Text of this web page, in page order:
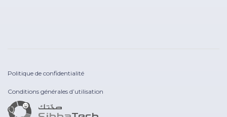
Politique de confidentialité
Conditions générales d’utilisation